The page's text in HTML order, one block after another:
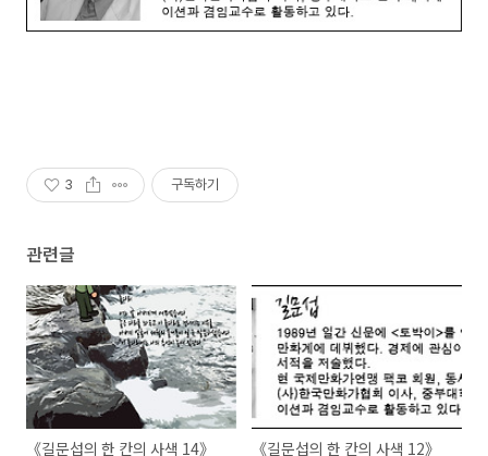
3 구독하기
관련글
《길문섭의 한 칸의 사색 14》
《길문섭의 한 칸의 사색 12》